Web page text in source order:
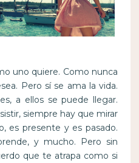
uno quiere. Como nunca
Pero sí se ama la vida.
a ellos se puede llegar.
siempre hay que mirar
es presente y es pasado.
y mucho. Pero sin
que te atrapa como si